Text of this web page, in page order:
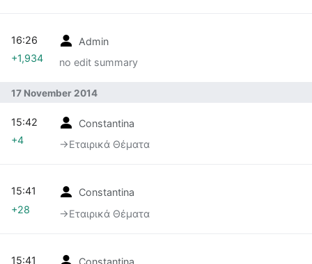
Admin
no edit summary
16:26
+1,934
17 November 2014
Constantina
→‎Εταιρικά Θέματα
15:42
+4
Constantina
→‎Εταιρικά Θέματα
15:41
+28
Constantina
15:41